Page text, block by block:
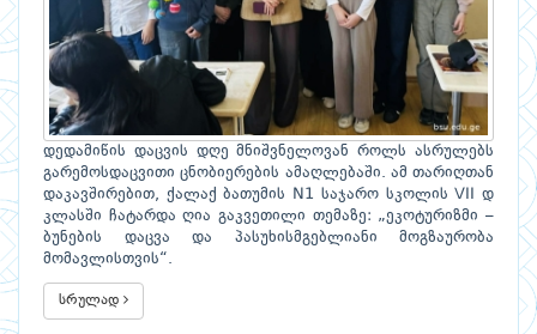
დედამიწის დაცვის დღე მნიშვნელოვან როლს ასრულებს
გარემოსდაცვითი ცნობიერების ამაღლებაში. ამ თარიღთან
დაკავშირებით, ქალაქ ბათუმის N1 საჯარო სკოლის VII დ
კლასში ჩატარდა ღია გაკვეთილი თემაზე: „ეკოტურიზმი –
ბუნების დაცვა და პასუხისმგებლიანი მოგზაურობა
მომავლისთვის“.
სრულად